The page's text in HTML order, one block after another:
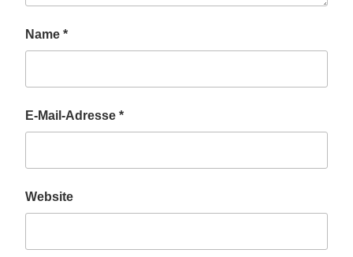
Name *
E-Mail-Adresse *
Website